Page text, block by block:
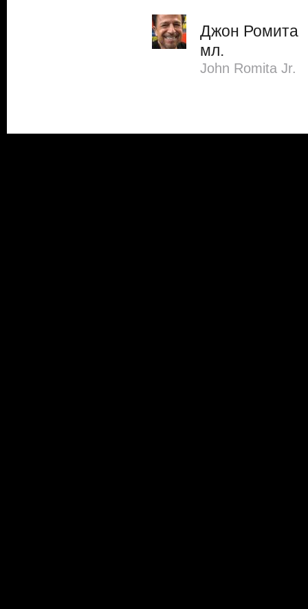
Джон Ромита
мл.
John Romita Jr.